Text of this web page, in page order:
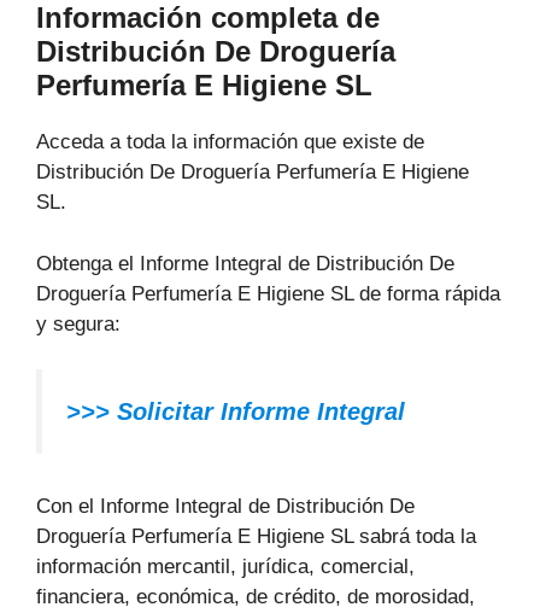
Información completa de
Distribución De Droguería
Perfumería E Higiene SL
Acceda a toda la información que existe de
Distribución De Droguería Perfumería E Higiene
SL.
Obtenga el Informe Integral de Distribución De
Droguería Perfumería E Higiene SL de forma rápida
y segura:
>>> Solicitar Informe Integral
Con el Informe Integral de Distribución De
Droguería Perfumería E Higiene SL sabrá toda la
información mercantil, jurídica, comercial,
financiera, económica, de crédito, de morosidad,